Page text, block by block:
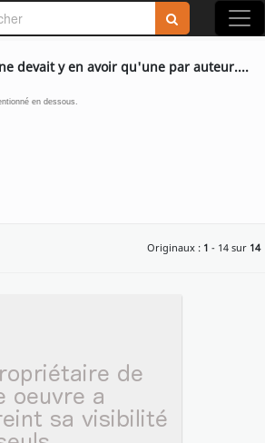
devait y en avoir qu'une par auteur....
en dessous.
Originaux : 1 - 14 sur 14